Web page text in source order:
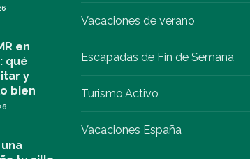
en
qué
y
bien
Vacaciones de verano
Escapadas de Fin de Semana
Turismo Activo
Vacaciones España